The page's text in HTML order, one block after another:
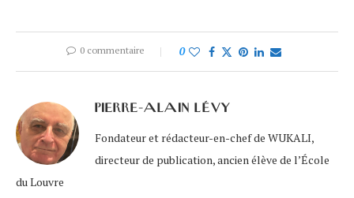
0 commentaire 0
PIERRE-ALAIN LÉVY
Fondateur et rédacteur-en-chef de WUKALI,
directeur de publication, ancien élève de l’École
du Louvre